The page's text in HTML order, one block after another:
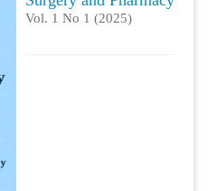
Vol. 1 No 1 (2025)